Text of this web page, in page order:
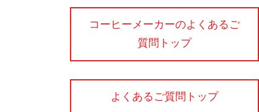
コーヒーメーカーのよくあるご
質問トップ
よくあるご質問トップ